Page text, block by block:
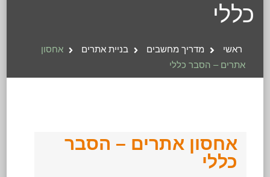
כללי
ראשי מדריך מחשבים בניית אתרים
אחסון
אתרים – הסבר כללי
אחסון אתרים – הסבר
כללי